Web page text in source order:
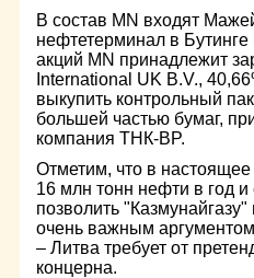
В состав MN входят
нефтетерминал в
акций MN принадлежит
International UK B.V.,
выкупить контрольный
большей частью бумаг,
компания ТНК-BP.
Отметим, что в настоящее
16 млн тонн нефти в год
позволить
очень важным
– Литва требует от
концерна.